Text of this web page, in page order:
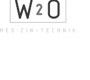
springen